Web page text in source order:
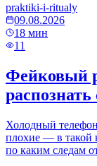
praktiki-i-ritualy
09.08.2026
18 мин
11
Фейковый
Холодный
плохие — в такой
по каким следам